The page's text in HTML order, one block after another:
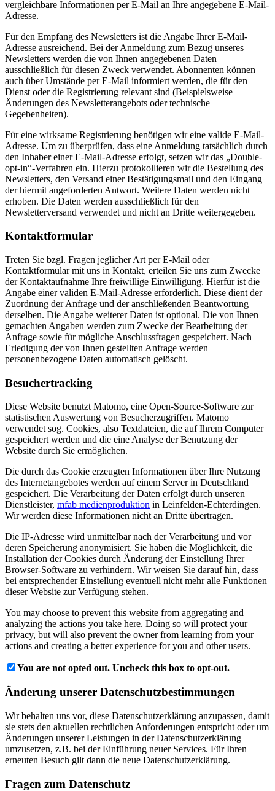
vergleichbare Informationen per E-Mail an Ihre angegebene E-Mail-
Adresse.
Für den Empfang des Newsletters ist die Angabe Ihrer E-Mail-
Adresse ausreichend. Bei der Anmeldung zum Bezug unseres
Newsletters werden die von Ihnen angegebenen Daten
ausschließlich für diesen Zweck verwendet. Abonnenten können
auch über Umstände per E-Mail informiert werden, die für den
Dienst oder die Registrierung relevant sind (Beispielsweise
Änderungen des Newsletterangebots oder technische
Gegebenheiten).
Für eine wirksame Registrierung benötigen wir eine valide E-Mail-
Adresse. Um zu überprüfen, dass eine Anmeldung tatsächlich durch
den Inhaber einer E-Mail-Adresse erfolgt, setzen wir das „Double-
opt-in“-Verfahren ein. Hierzu protokollieren wir die Bestellung des
Newsletters, den Versand einer Bestätigungsmail und den Eingang
der hiermit angeforderten Antwort. Weitere Daten werden nicht
erhoben. Die Daten werden ausschließlich für den
Newsletterversand verwendet und nicht an Dritte weitergegeben.
Kontaktformular
Treten Sie bzgl. Fragen jeglicher Art per E-Mail oder
Kontaktformular mit uns in Kontakt, erteilen Sie uns zum Zwecke
der Kontaktaufnahme Ihre freiwillige Einwilligung. Hierfür ist die
Angabe einer validen E-Mail-Adresse erforderlich. Diese dient der
Zuordnung der Anfrage und der anschließenden Beantwortung
derselben. Die Angabe weiterer Daten ist optional. Die von Ihnen
gemachten Angaben werden zum Zwecke der Bearbeitung der
Anfrage sowie für mögliche Anschlussfragen gespeichert. Nach
Erledigung der von Ihnen gestellten Anfrage werden
personenbezogene Daten automatisch gelöscht.
Besuchertracking
Diese Website benutzt Matomo, eine Open-Source-Software zur
statistischen Auswertung von Besucherzugriffen. Matomo
verwendet sog. Cookies, also Textdateien, die auf Ihrem Computer
gespeichert werden und die eine Analyse der Benutzung der
Website durch Sie ermöglichen.
Die durch das Cookie erzeugten Informationen über Ihre Nutzung
des Internetangebotes werden auf einem Server in Deutschland
gespeichert. Die Verarbeitung der Daten erfolgt durch unseren
Dienstleister, mfab medienproduktion in Leinfelden-Echterdingen.
Wir werden diese Informationen nicht an Dritte übertragen.
Die IP-Adresse wird unmittelbar nach der Verarbeitung und vor
deren Speicherung anonymisiert. Sie haben die Möglichkeit, die
Installation der Cookies durch Änderung der Einstellung Ihrer
Browser-Software zu verhindern. Wir weisen Sie darauf hin, dass
bei entsprechender Einstellung eventuell nicht mehr alle Funktionen
dieser Website zur Verfügung stehen.
You may choose to prevent this website from aggregating and
analyzing the actions you take here. Doing so will protect your
privacy, but will also prevent the owner from learning from your
actions and creating a better experience for you and other users.
You are not opted out. Uncheck this box to opt-out.
Änderung unserer Datenschutzbestimmungen
Wir behalten uns vor, diese Datenschutzerklärung anzupassen, damit
sie stets den aktuellen rechtlichen Anforderungen entspricht oder um
Änderungen unserer Leistungen in der Datenschutzerklärung
umzusetzen, z.B. bei der Einführung neuer Services. Für Ihren
erneuten Besuch gilt dann die neue Datenschutzerklärung.
Fragen zum Datenschutz